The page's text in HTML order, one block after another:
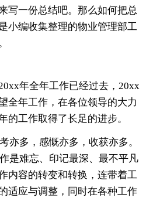
写一份总结吧。那么如何把总
小编收集整理的物业管理部工
年全年工作已经过去，20xx
全年工作，在各位领导的大力
的工作取得了长足的进步。
亦多，感慨亦多，收获亦多。
是难忘、印记最深、最不平凡
内容的转变和转换，连带着工
适应与调整，同时在各种工作